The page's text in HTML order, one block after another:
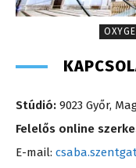
Stúdió: 9023 Győr,
Felelős online
E-mail: